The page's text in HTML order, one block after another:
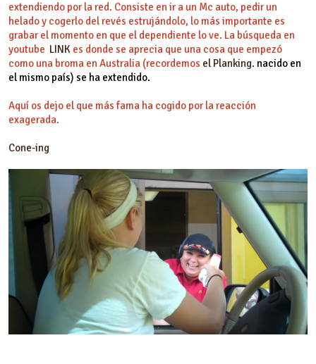
extendiendo por la red. Consiste en ir a un Mc auto, pedir un
helado y cogerlo del revés estrujándolo, lo más importante es
grabar el momento en que el dependiente lo ve. La búsqueda en
youtube LINK es donde se aprecia que una cosa que empezó
como una broma en Australia (recordemos el Planking. nacido en
el mismo país) se ha extendido.
Aquí os dejo el que más fama ha cogido por la reacción
exagerada.
Cone-ing